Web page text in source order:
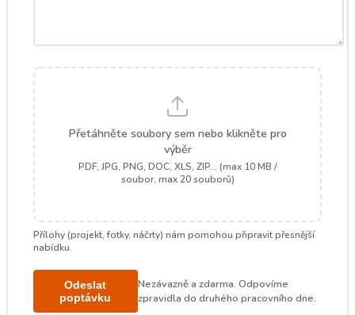
Přetáhněte soubory sem nebo klikněte pro
výběr
PDF, JPG, PNG, DOC, XLS, ZIP... (max 10 MB /
soubor, max 20 souborů)
Přílohy (projekt, fotky, náčrty) nám pomohou připravit přesnější
nabídku.
Odeslat
poptávku
Nezávazně a zdarma. Odpovíme
zpravidla do druhého pracovního dne.